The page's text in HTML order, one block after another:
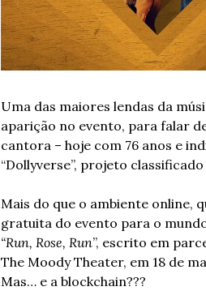
Uma das maiores lendas da
aparição no evento, para falar
cantora – hoje com 76 anos e
“Dollyverse”, projeto
Mais do que o ambiente online,
“Run, Rose, Run”, escrito em
The Moody Theater, em 18 de
Mas… e a blockchain???